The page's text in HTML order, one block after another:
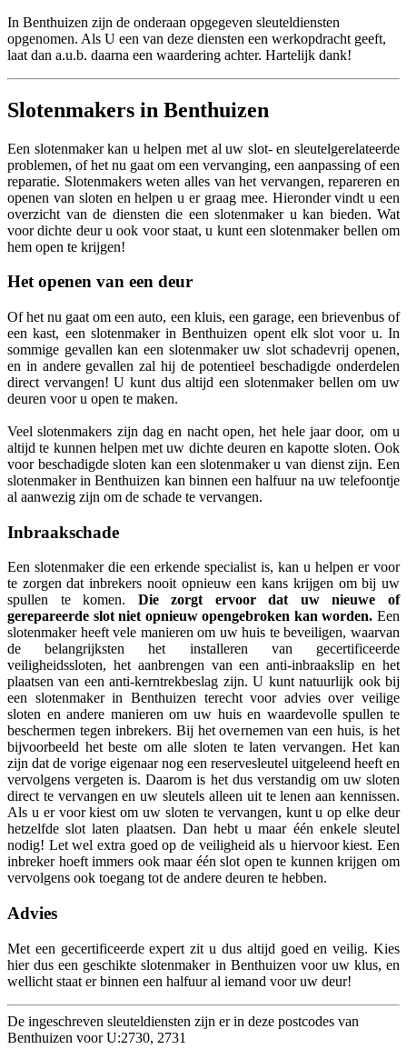
In Benthuizen zijn de onderaan opgegeven sleuteldiensten
opgenomen. Als U een van deze diensten een werkopdracht geeft,
laat dan a.u.b. daarna een waardering achter. Hartelijk dank!
Slotenmakers in Benthuizen
Een slotenmaker kan u helpen met al uw slot- en sleutelgerelateerde
problemen, of het nu gaat om een vervanging, een aanpassing of een
reparatie. Slotenmakers weten alles van het vervangen, repareren en
openen van sloten en helpen u er graag mee. Hieronder vindt u een
overzicht van de diensten die een slotenmaker u kan bieden. Wat
voor dichte deur u ook voor staat, u kunt een slotenmaker bellen om
hem open te krijgen!
Het openen van een deur
Of het nu gaat om een auto, een kluis, een garage, een brievenbus of
een kast, een slotenmaker in Benthuizen opent elk slot voor u. In
sommige gevallen kan een slotenmaker uw slot schadevrij openen,
en in andere gevallen zal hij de potentieel beschadigde onderdelen
direct vervangen! U kunt dus altijd een slotenmaker bellen om uw
deuren voor u open te maken.
Veel slotenmakers zijn dag en nacht open, het hele jaar door, om u
altijd te kunnen helpen met uw dichte deuren en kapotte sloten. Ook
voor beschadigde sloten kan een slotenmaker u van dienst zijn. Een
slotenmaker in Benthuizen kan binnen een halfuur na uw telefoontje
al aanwezig zijn om de schade te vervangen.
Inbraakschade
Een slotenmaker die een erkende specialist is, kan u helpen er voor
te zorgen dat inbrekers nooit opnieuw een kans krijgen om bij uw
spullen te komen. Die zorgt ervoor dat uw nieuwe of
gerepareerde slot niet opnieuw opengebroken kan worden. Een
slotenmaker heeft vele manieren om uw huis te beveiligen, waarvan
de belangrijksten het installeren van gecertificeerde
veiligheidssloten, het aanbrengen van een anti-inbraakslip en het
plaatsen van een anti-kerntrekbeslag zijn. U kunt natuurlijk ook bij
een slotenmaker in Benthuizen terecht voor advies over veilige
sloten en andere manieren om uw huis en waardevolle spullen te
beschermen tegen inbrekers. Bij het overnemen van een huis, is het
bijvoorbeeld het beste om alle sloten te laten vervangen. Het kan
zijn dat de vorige eigenaar nog een reservesleutel uitgeleend heeft en
vervolgens vergeten is. Daarom is het dus verstandig om uw sloten
direct te vervangen en uw sleutels alleen uit te lenen aan kennissen.
Als u er voor kiest om uw sloten te vervangen, kunt u op elke deur
hetzelfde slot laten plaatsen. Dan hebt u maar één enkele sleutel
nodig! Let wel extra goed op de veiligheid als u hiervoor kiest. Een
inbreker hoeft immers ook maar één slot open te kunnen krijgen om
vervolgens ook toegang tot de andere deuren te hebben.
Advies
Met een gecertificeerde expert zit u dus altijd goed en veilig. Kies
hier dus een geschikte slotenmaker in Benthuizen voor uw klus, en
wellicht staat er binnen een halfuur al iemand voor uw deur!
De ingeschreven sleuteldiensten zijn er in deze postcodes van
Benthuizen voor U:2730, 2731